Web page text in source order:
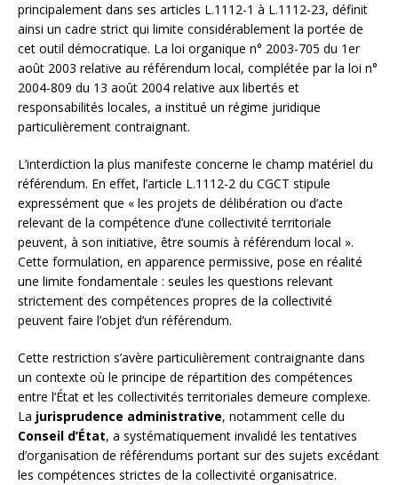
principalement dans ses articles L.1112-1 à L.1112-23, définit
ainsi un cadre strict qui limite considérablement la portée de
cet outil démocratique. La loi organique n° 2003-705 du 1er
août 2003 relative au référendum local, complétée par la loi n°
2004-809 du 13 août 2004 relative aux libertés et
responsabilités locales, a institué un régime juridique
particulièrement contraignant.
L’interdiction la plus manifeste concerne le champ matériel du
référendum. En effet, l’article L.1112-2 du CGCT stipule
expressément que « les projets de délibération ou d’acte
relevant de la compétence d’une collectivité territoriale
peuvent, à son initiative, être soumis à référendum local ».
Cette formulation, en apparence permissive, pose en réalité
une limite fondamentale : seules les questions relevant
strictement des compétences propres de la collectivité
peuvent faire l’objet d’un référendum.
Cette restriction s’avère particulièrement contraignante dans
un contexte où le principe de répartition des compétences
entre l’État et les collectivités territoriales demeure complexe.
La jurisprudence administrative, notamment celle du
Conseil d’État, a systématiquement invalidé les tentatives
d’organisation de référendums portant sur des sujets excédant
les compétences strictes de la collectivité organisatrice.